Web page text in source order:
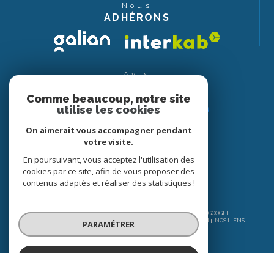
Nous
ADHÉRONS
Avis
© 2026 | TOUS DROITS RÉSERVÉS | TRADUCTION POWERED BY GOOGLE |
PLAN DU SITE ADMIN
NOS LIENS
POLITIQUE RGPD
Comme beaucoup, notre site
utilise les cookies
On aimerait vous accompagner pendant
votre visite.
En poursuivant, vous acceptez l'utilisation des
cookies par ce site, afin de vous proposer des
contenus adaptés et réaliser des statistiques !
PARAMÉTRER